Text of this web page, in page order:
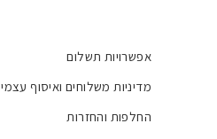
אפשרויות תשלום
מדיניות משלוחים ואיסוף עצמי
החלפות והחזרות